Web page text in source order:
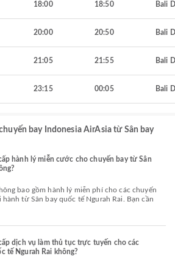
18:00 18:50 Bali
20:00 20:50 Bali
21:05 21:55 Bali
23:15 00:05 Bali
bay Indonesia AirAsia từ Sân bay
hành lý miễn cước cho chuyến bay từ Sân
từ Sân bay quốc tế Ngurah Rai. Bạn cần
dịch vụ làm thủ tục trực tuyến cho các
tế Ngurah Rai không?